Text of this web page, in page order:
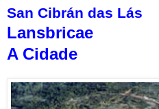
San Cibrán das Lás
Lansbricae
A Cidade